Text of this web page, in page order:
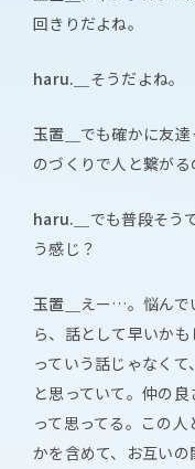
回きりだよね。
haru.＿ そうだよね。
玉置＿ でも確かに友
のづくりで人と繋がる
haru.＿ でも普段そう
う感じ？
玉置＿
えー…。悩んで
ら、話として早いか
っていう話じゃなく
と思っていて。仲の
って思ってる。この
かを含めて、お互い